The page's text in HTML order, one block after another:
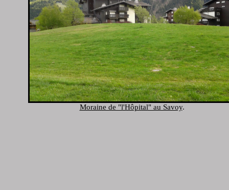
Moraine de "l'Hôpital" au Savoy.